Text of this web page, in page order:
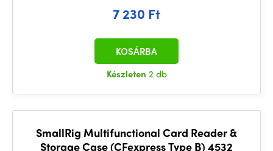
7 230 Ft
Készleten 2 db
KOSÁRBA
SmallRig Multifunctional Card Reader &
Storage Case (CFexpress Type B) 4532